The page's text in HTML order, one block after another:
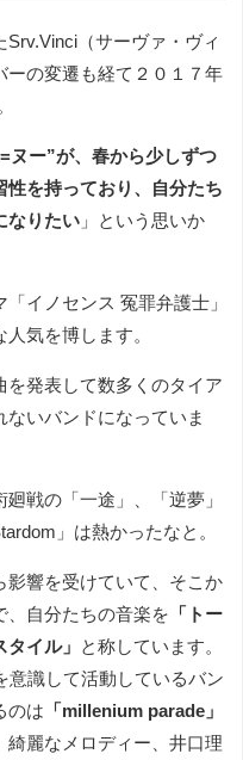
（サーヴァ・ヴィ
ーの変遷も経て２０１７年
ヌー”が、春から少しずつ
を持っており、自分たち
なりたい 」という思いか
イノセンス 冤罪弁護士」
気を博します。
を発表して数多くのタイア
いバンドになっていま
戦の「一途」、「逆夢」
」は熱かったなと。
影響を受けていて、そこか
、自分たちの音楽を 「トー
イル」
と称しています。
意識して活動しているバン
のは 「millenium parade」
綺麗なメロディー、井口理